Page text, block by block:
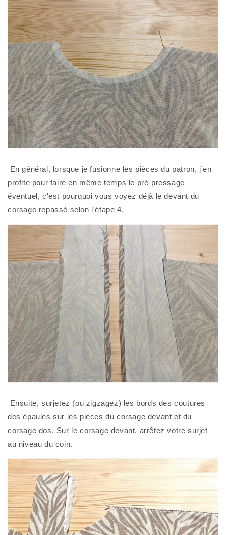
profite pour faire en même temps le pré-pressage
éventuel, c'est pourquoi vous voyez déjà le devant du
corsage repassé selon l'étape 4.
des épaules sur les pièces du corsage devant et du
corsage dos. Sur le corsage devant, arrêtez votre surjet
au niveau du coin.